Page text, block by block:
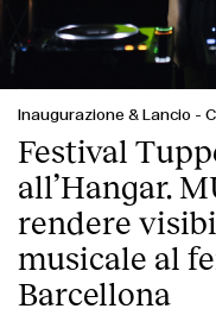
Inaugurazione & Lancio -
Festival
all’Hangar.
rendere
musicale al
Barcellona